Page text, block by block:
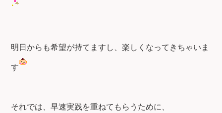
明日からも希望が持てますし、楽しくなってきちゃいま
す
それでは、早速実践を重ねてもらうために、